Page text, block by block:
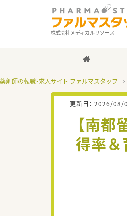
株式会社メディカルリソース
薬剤師の転職・求人サイト ファルマスタッフ
更新日： 2026/08/
【南
得率